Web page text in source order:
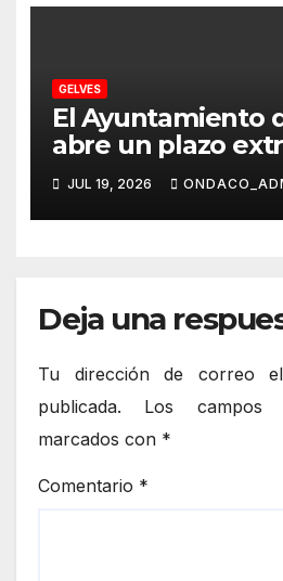
GELVES
El Ayuntamiento
abre un plazo
de inscripciones
de Conciliación
Verano 2026
JUL 19, 2026
Deja una
Tu dirección de correo
publicada.
Los campos
marcados con *
Comentario *